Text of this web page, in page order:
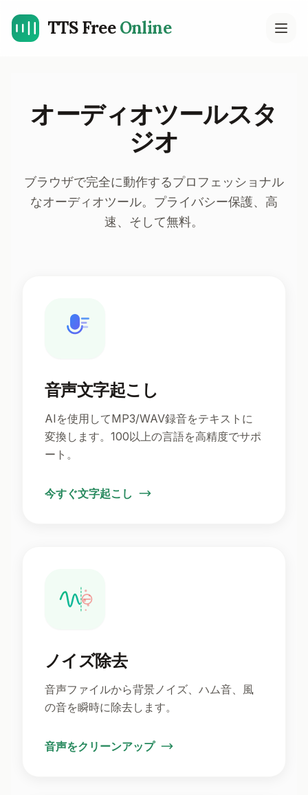
TTS FreeOnline
オーディオツールスタ
ジオ
ブラウザで完全に動作するプロフェッショナル
なオーディオツール。プライバシー保護、高
速、そして無料。
音声文字起こし
AIを使用してMP3/WAV録音をテキストに
変換します。100以上の言語を高精度でサポ
ート。
今すぐ文字起こし
ノイズ除去
音声ファイルから背景ノイズ、ハム音、風
の音を瞬時に除去します。
音声をクリーンアップ